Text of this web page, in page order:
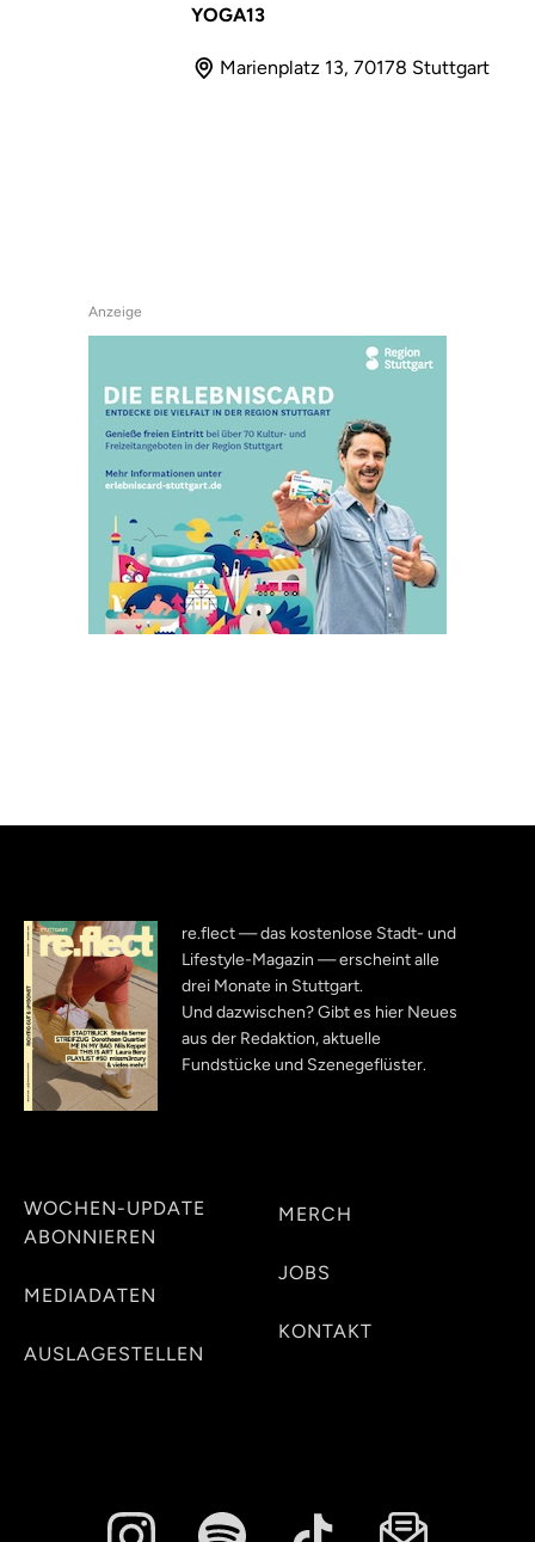
YOGA13
Marienplatz 13, 70178 Stuttgart
Anzeige
re.flect — das kostenlose Stadt- und
Lifestyle-Magazin — erscheint alle
drei Monate in Stuttgart.
Und dazwischen? Gibt es hier Neues
aus der Redaktion, aktuelle
Fundstücke und Szenegeflüster.
WOCHEN-UPDATE
ABONNIEREN
MEDIADATEN
AUSLAGESTELLEN
MERCH
JOBS
KONTAKT